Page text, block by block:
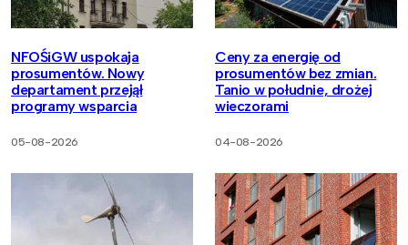
NFOŚiGW uspokaja
prosumentów. Nowy
departament przejął
programy wsparcia
05-08-2026
Ceny za energię od
prosumentów bez zmian.
Tanio w południe, drożej
wieczorami
04-08-2026